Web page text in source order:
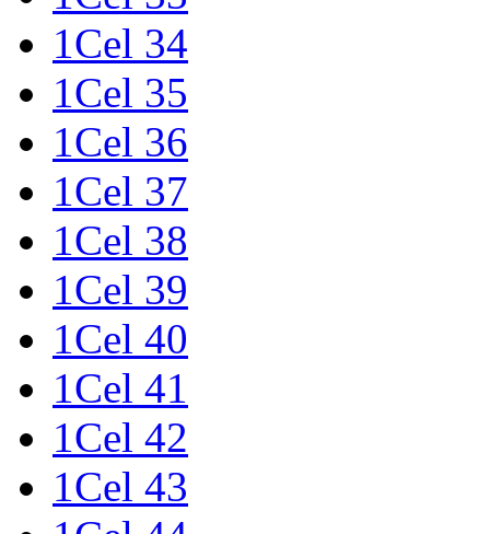
1Cel 34
1Cel 35
1Cel 36
1Cel 37
1Cel 38
1Cel 39
1Cel 40
1Cel 41
1Cel 42
1Cel 43